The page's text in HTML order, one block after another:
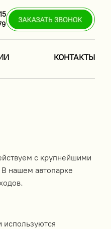
КОНТАКТЫ
с крупнейшими
нашем автопарке